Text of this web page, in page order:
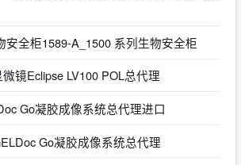
安全柜1589-A_1500 系列生物安全柜
镜Eclipse LV100 POL总代理
Go凝胶成像系统总代理进口
Go凝胶成像系统总代理